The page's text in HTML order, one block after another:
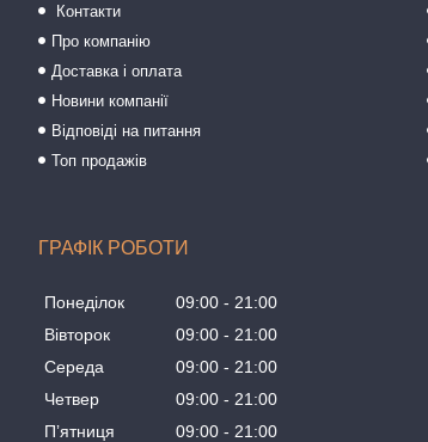
Контакти
Про компанію
Доставка і оплата
Новини компанії
Відповіді на питання
Топ продажів
ГРАФІК РОБОТИ
Понеділок 09:00
21:00
Вівторок
09:00
21:00
Середа
09:00
21:00
Четвер
09:00
21:00
Пʼятниця
09:00
21:00